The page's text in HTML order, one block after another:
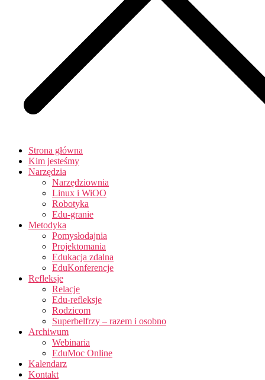
Strona główna
Kim jesteśmy
Narzędzia
Narzędziownia
Linux i WiOO
Robotyka
Edu-granie
Metodyka
Pomysłodajnia
Projektomania
Edukacja zdalna
EduKonferencje
Refleksje
Relacje
Edu-refleksje
Rodzicom
Superbelfrzy – razem i osobno
Archiwum
Webinaria
EduMoc Online
Kalendarz
Kontakt